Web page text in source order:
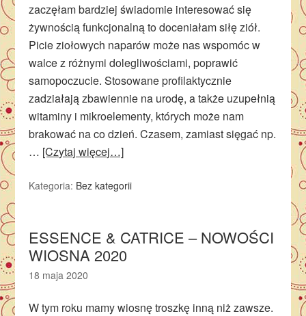
zaczęłam bardziej świadomie interesować się
żywnością funkcjonalną to doceniałam siłę ziół.
Picie ziołowych naparów może nas wspomóc w
walce z różnymi dolegliwościami, poprawić
samopoczucie. Stosowane profilaktycznie
zadziałają zbawiennie na urodę, a także uzupełnią
witaminy i mikroelementy, których może nam
brakować na co dzień. Czasem, zamiast sięgać np.
… [Czytaj więcej…]
Kategoria: Bez kategorii
ESSENCE & CATRICE – NOWOŚCI
WIOSNA 2020
18 maja 2020
W tym roku mamy wiosnę troszkę inną niż zawsze.